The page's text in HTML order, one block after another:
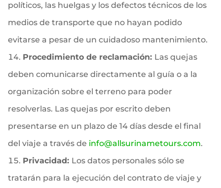
políticos, las huelgas y los defectos técnicos de los
medios de transporte que no hayan podido
evitarse a pesar de un cuidadoso mantenimiento.
Procedimiento de reclamación: Las quejas
deben comunicarse directamente al guía o a la
organización sobre el terreno para poder
resolverlas. Las quejas por escrito deben
presentarse en un plazo de 14 días desde el final
del viaje a través de info@allsurinametours.com.
Privacidad: Los datos personales sólo se
tratarán para la ejecución del contrato de viaje y